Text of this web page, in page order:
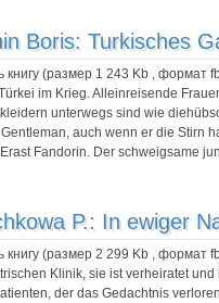
Boris: Turkisches
книгу (размер 1 243 Kb , формат
im Krieg. Alleinreisende
unterwegs sind wie
auch wenn er die Stirn
Fandorin. Der schweigsame
P.: In ewiger
книгу (размер 2 299 Kb , формат
Klinik, sie ist verheiratet
der das Gedachtnis